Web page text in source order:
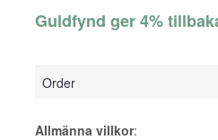
Guldfynd ger 4%
Order
Allmänna villkor: